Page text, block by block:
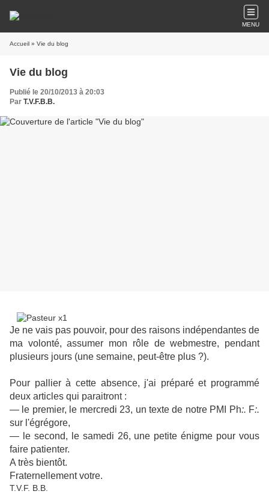
MENU
Accueil » Vie du blog
Vie du blog
Publié le 20/10/2013 à 20:03
Par T.V.F.B.B.
Je ne vais pas pouvoir, pour des raisons indépendantes de
ma volonté, assumer mon rôle de webmestre, pendant
plusieurs jours (une semaine, peut-être plus ?).
Pour pallier à cette absence, j'ai préparé et programmé
deux articles qui paraitront :
— le premier, le mercredi 23, un texte de notre PMI Ph:. F:.
sur l'égrégore,
— le second, le samedi 26, une petite énigme pour vous
faire patienter.
A très bientôt.
Fraternellement votre.
T.V.F. B.B.